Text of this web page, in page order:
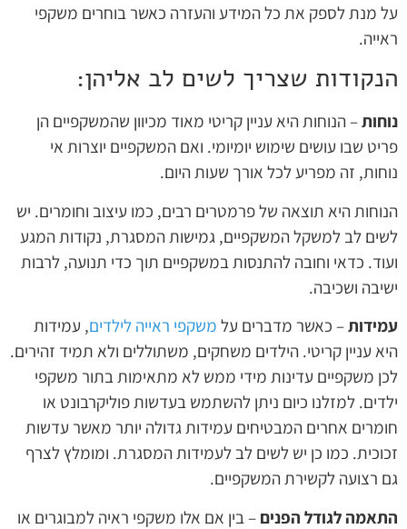
על מנת לספק את כל המידע והעזרה כאשר בוחרים משקפי
ראייה.
הנקודות שצריך לשים לב אליהן:
נוחות– הנוחות היא עניין קריטי מאוד מכיוון שהמשקפיים הן
פריט שבו עושים שימוש יומיומי. ואם המשקפיים יוצרות אי
נוחות, זה מפריע לכל אורך שעות היום.
הנוחות היא תוצאה של פרמטרים רבים, כמו עיצוב וחומרים. יש
לשים לב למשקל המשקפיים, גמישות המסגרת, נקודות המגע
ועוד. כדאי וחובה להתנסות במשקפיים תוך כדי תנועה, לרבות
ישיבה ושכיבה.
עמידות– כאשר מדברים על משקפי ראייה לילדים, עמידות
היא עניין קריטי. הילדים משחקים, משתוללים ולא תמיד זהירים.
לכן משקפיים עדינות מידי ממש לא מתאימות בתור משקפי
ילדים. למזלנו כיום ניתן להשתמש בעדשות פוליקרבונט או
חומרים אחרים המבטיחים עמידות גדולה יותר מאשר עדשות
זכוכית. כמו כן יש לשים לב לעמידות המסגרת. ומומלץ לצרף
גם רצועה לקשירת המשקפיים.
התאמה לגודל הפנים – בין אם אלו משקפי ראיה למבוגרים או